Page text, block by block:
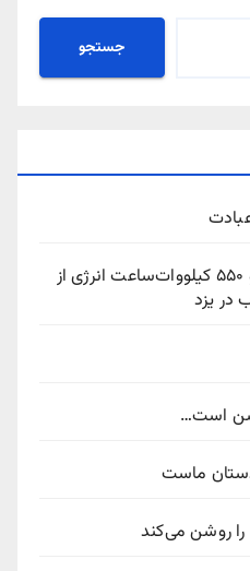
جستجو
احصا دو میلیون و ۵۰۹ هزار و ۵۵۰ کیلووات‌ساعت انرژی از
در یزد
است…
دستان ماست
را روشن می‌کند